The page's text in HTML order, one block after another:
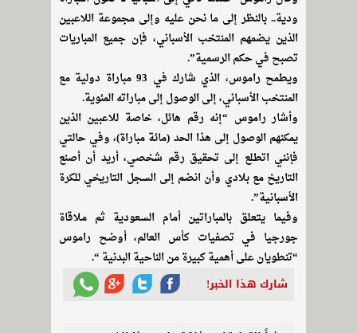
ودية.. بالنظر إلى ما نحن عليه وإلى مجموعة اللاعبين
الذين يضمهم المنتخب الأسباني، فإن جميع المباريات
تصبح في حكم الرسمية”.
ويطمح راموس، الذي شارك في 93 مباراة دولية مع
المنتخب الأسباني، إلى الوصول إلى مباراته المئوية.
وأشار راموس “إنه رقم هائل، خاصة للاعبين الذين
يمكنهم الوصول إلى هذا الحد (مائة مباراة)، وفي حالتي
فإنني اتطلع إلى تحقيق رقم شخصي، أريد أن أصنع
التاريخ مع بلادي وأن انضم إلى السجل التاريخي للكرة
الأسبانية”.
وفيما يتعلق بالمباراتين أمام السعودية ثم ملاقاة
جورجيا في تصفيات كأس العالم، أوضح راموس
“تنطويان على أهمية كبيرة من الناحية البدنية “.
شارك هذا الخبر!